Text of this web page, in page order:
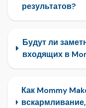
результатов?
Будут ли
входящих в
Как Mommy